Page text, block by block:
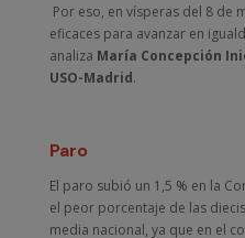
Por eso, en vísperas del 8 de
eficaces para avanzar en
analiza María Concepción
USO-Madrid.
Paro
El paro subió un 1,5 % en la
el peor porcentaje de las
media nacional, ya que en el